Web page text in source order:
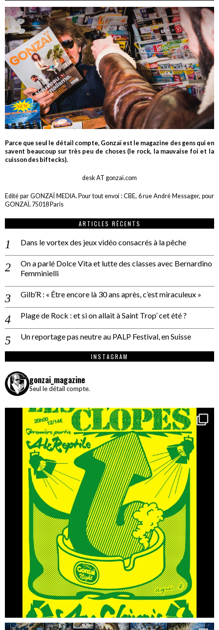
Parce que seul le détail compte, Gonzaï est le magazine des gens qui en
savent beaucoup sur très peu de choses (le rock, la mauvaise foi et la
cuisson des biftecks).
desk AT gonzai.com
Edité par GONZAÏ MEDIA. Pour tout envoi : CBE, 6 rue André Messager, pour
GONZAÏ, 75018 Paris
ARTICLES RÉCENTS
Dans le vortex des jeux vidéo consacrés à la pêche
On a parlé Dolce Vita et lutte des classes avec Bernardino
Femminielli
Gilb’R : « Être encore là 30 ans après, c’est miraculeux »
Plage de Rock : et si on allait à Saint Trop’ cet été ?
Un reportage pas neutre au PALP Festival, en Suisse
INSTAGRAM
gonzai_magazine
Seul le détail compte.